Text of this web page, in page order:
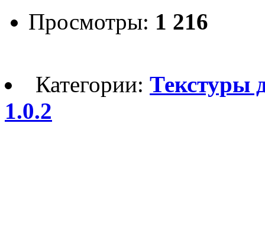
Просмотры: 1 216
Категории:Текстуры
1.0.2